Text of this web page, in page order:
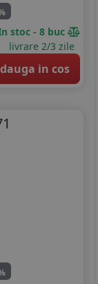
stoc - 8 buc
livrare 2/3 zile
in cos